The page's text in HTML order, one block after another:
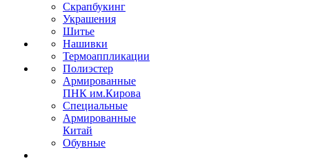
Скрапбукинг
Украшения
Шитье
Нашивки
Термоаппликации
Полиэстер
Армированные
ПНК им.Кирова
Специальные
Армированные
Китай
Обувные